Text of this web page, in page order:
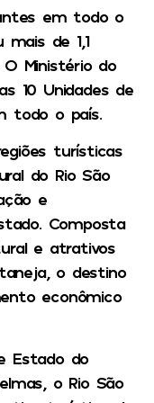
em todo o
de 1,1
Ministério do
10 Unidades de
todo o país.
turísticas
do Rio São
e
Composta
e atrativos
o destino
econômico
Estado do
o Rio São